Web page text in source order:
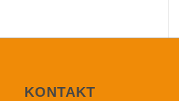
KONTAKT